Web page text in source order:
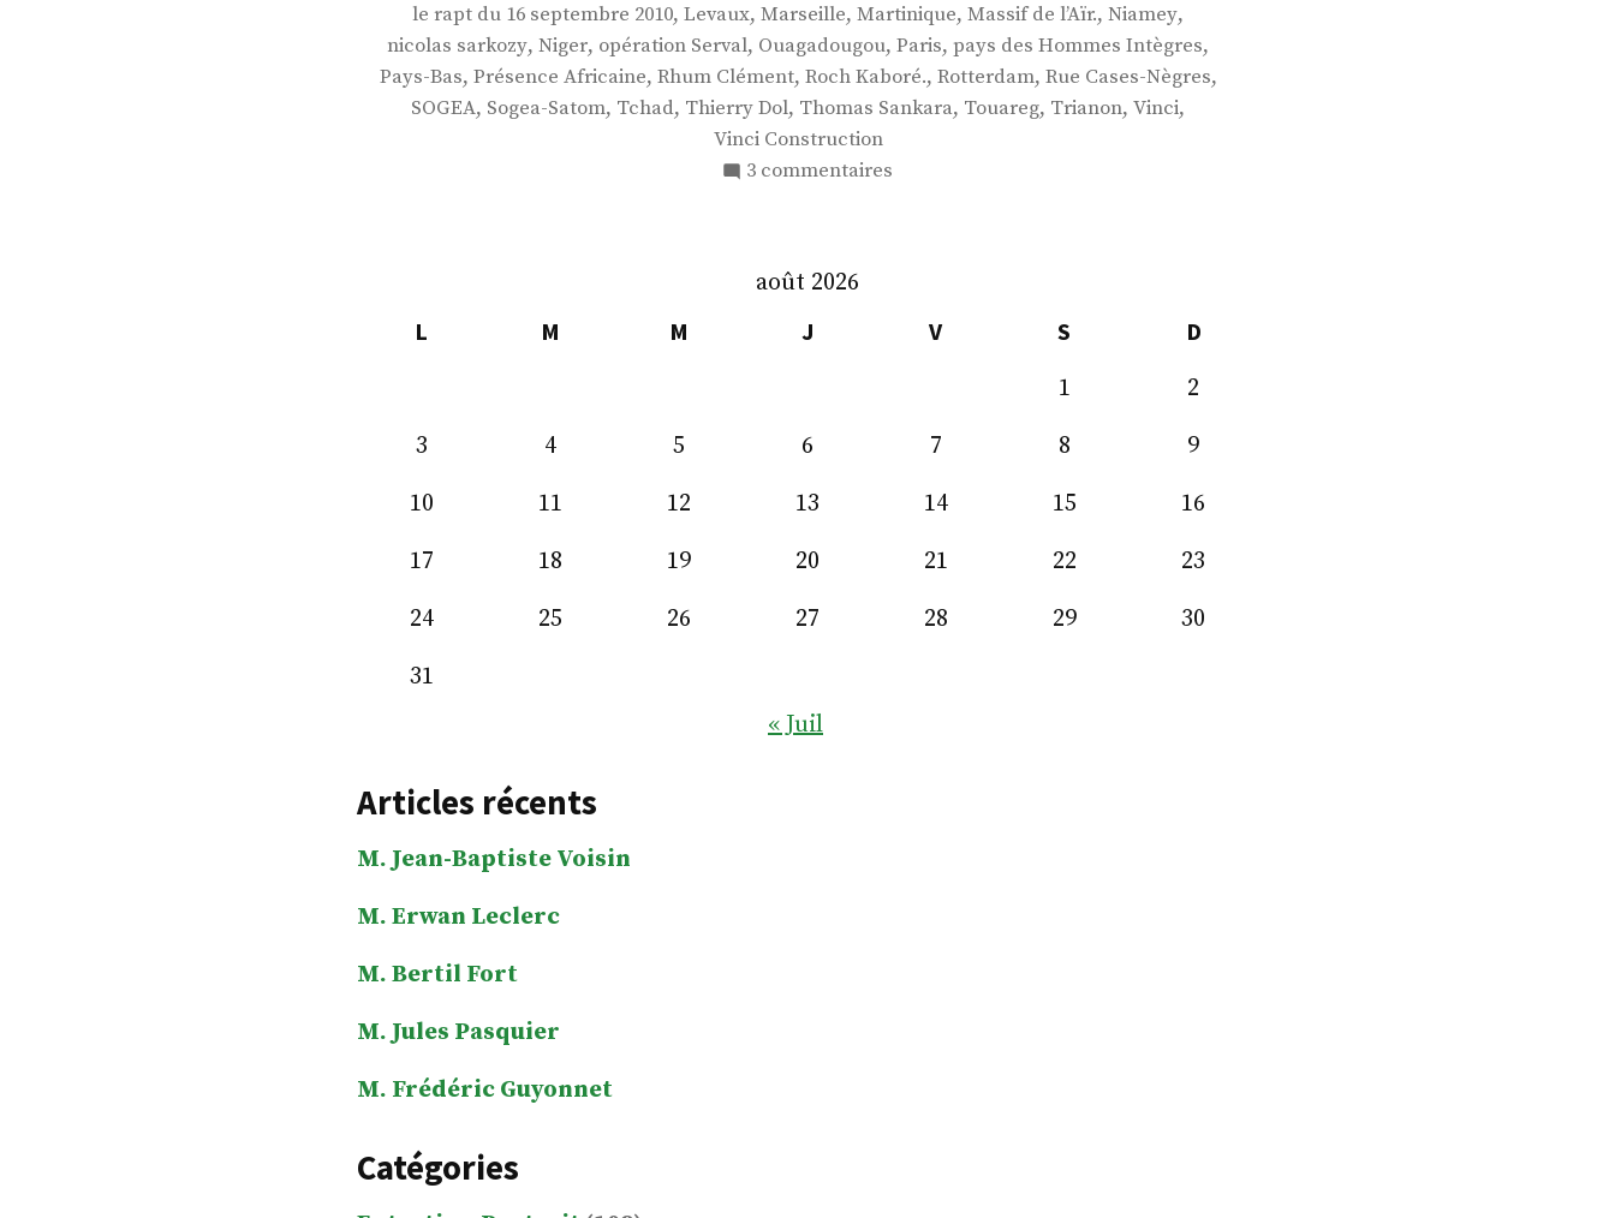
le rapt du 16 septembre 2010, Levaux, Marseille, Martinique, Massif de l’Aïr., Niamey,
nicolas sarkozy, Niger, opération Serval, Ouagadougou, Paris, pays des Hommes Intègres,
Pays-Bas, Présence Africaine, Rhum Clément, Roch Kaboré., Rotterdam, Rue Cases-Nègres,
SOGEA, Sogea-Satom, Tchad, Thierry Dol, Thomas Sankara, Touareg, Trianon, Vinci,
Vinci Construction
3 commentaires
août 2026
L
M M J V S
D
1
2
3
4 5 6 7 8
9
10
11 12 13 14 15
16
17
18 19 20 21 22
23
24
25 26 27 28 29
30
31
« Juil
Articles récents
M. Jean-Baptiste Voisin
M. Erwan Leclerc
M. Bertil Fort
M. Jules Pasquier
M. Frédéric Guyonnet
Catégories